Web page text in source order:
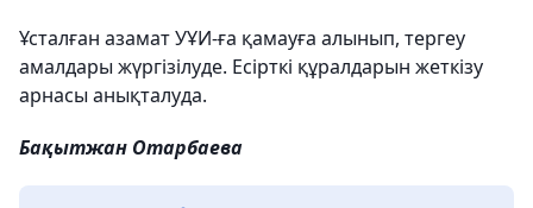
Ұсталған азамат УҰИ-ға қамауға алынып, тергеу
амалдары жүргізілуде. Есірткі құралдарын жеткізу
арнасы анықталуда.
Бақытжан Отарбаева